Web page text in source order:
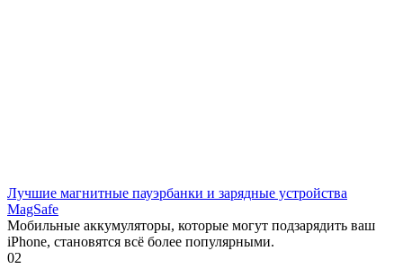
Лучшие магнитные пауэрбанки и зарядные устройства
MagSafe
Мобильные аккумуляторы, которые могут подзарядить ваш
iPhone, становятся всё более популярными.
02